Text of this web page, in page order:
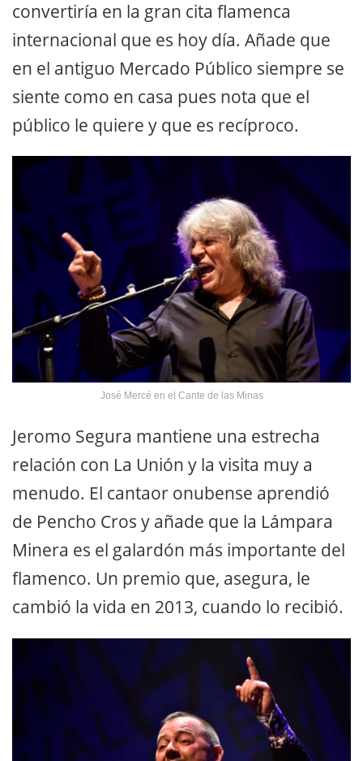
convertiría en la gran cita flamenca
internacional que es hoy día. Añade que
en el antiguo Mercado Público siempre se
siente como en casa pues nota que el
público le quiere y que es recíproco.
José Mercé en el Cante de las Minas
Jeromo Segura mantiene una estrecha
relación con La Unión y la visita muy a
menudo. El cantaor onubense aprendió
de Pencho Cros y añade que la Lámpara
Minera es el galardón más importante del
flamenco. Un premio que, asegura, le
cambió la vida en 2013, cuando lo recibió.